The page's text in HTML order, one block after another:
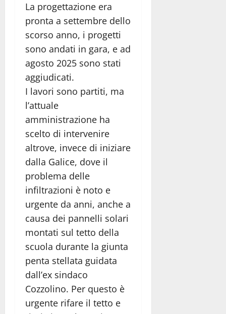
La progettazione era
pronta a settembre dello
scorso anno, i progetti
sono andati in gara, e ad
agosto 2025 sono stati
aggiudicati.
I lavori sono partiti, ma
l’attuale
amministrazione ha
scelto di intervenire
altrove, invece di iniziare
dalla Galice, dove il
problema delle
infiltrazioni è noto e
urgente da anni, anche a
causa dei pannelli solari
montati sul tetto della
scuola durante la giunta
penta stellata guidata
dall’ex sindaco
Cozzolino. Per questo è
urgente rifare il tetto e